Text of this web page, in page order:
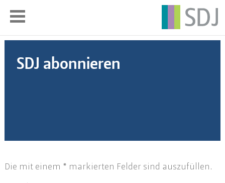
SDJ abonnieren
Die mit einem * markierten Felder sind auszufüllen.